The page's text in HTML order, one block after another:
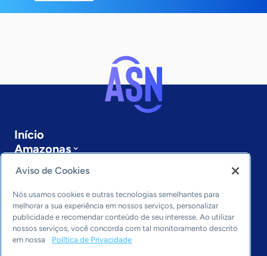
Início
Amazonas
Últimas notícias
Entre em contato
Editorias
Economia & Política
Inovação & Tecnologia
Aviso de Cookies
Nós usamos cookies e outras tecnologias semelhantes para
melhorar a sua experiência em nossos serviços, personalizar
publicidade e recomendar conteúdo de seu interesse. Ao utilizar
nossos serviços, você concorda com tal monitoramento descrito
em nossa
Política de Privacidade